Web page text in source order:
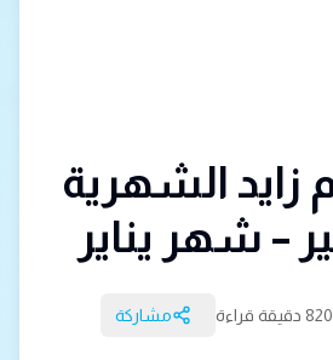
زايد الشهرية
– شهر يناير
8 دقيقة قراءة مشاركة